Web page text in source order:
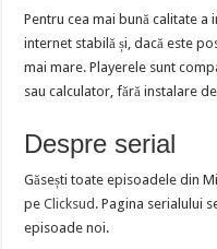
Pentru cea mai bună calitate
internet stabilă și, dacă este
mai mare. Playerele sunt
sau calculator, fără instalare
Despre serial
Găsești toate episoadele din
peClicksud . Pagina serialului
episoade noi.